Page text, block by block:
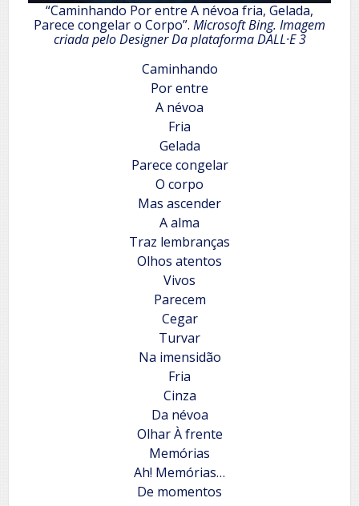
“Caminhando Por entre A névoa fria, Gelada,
Parece congelar o Corpo”. Microsoft Bing. Imagem
criada pelo Designer Da plataforma DALL·E 3
Caminhando
Por entre
A névoa
Fria
Gelada
Parece congelar
O corpo
Mas ascender
A alma
Traz lembranças
Olhos atentos
Vivos
Parecem
Cegar
Turvar
Na imensidão
Fria
Cinza
Da névoa
Olhar À frente
Memórias
Ah! Memórias…
De momentos